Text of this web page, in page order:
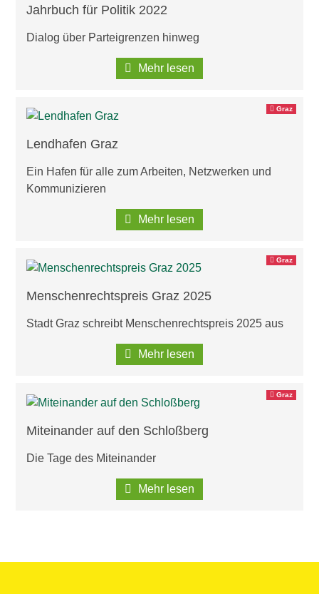
Jahrbuch für Politik 2022
Dialog über Parteigrenzen hinweg
Mehr lesen
Graz
Lendhafen Graz
Ein Hafen für alle zum Arbeiten, Netzwerken und
Kommunizieren
Mehr lesen
Graz
Menschenrechtspreis Graz 2025
Stadt Graz schreibt Menschenrechtspreis 2025 aus
Mehr lesen
Graz
Miteinander auf den Schloßberg
Die Tage des Miteinander
Mehr lesen